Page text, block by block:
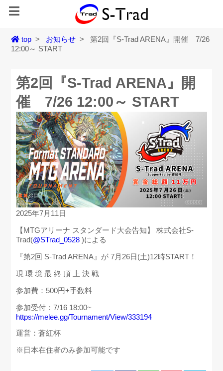
top > お知らせ >第2回『S-Trad ARENA』開催 7/26
12:00～ START
第2回『S-Trad ARENA』開
催 7/26 12:00～ START
2025年7月11日
【MTGアリーナ スタンダード大会告知】 株式会社S-
Trad(@STrad_0528 )による
『第2回 S-Trad ARENA』が 7月26日(土)12時START！
現 環 境 最 終 頂 上 決 戦
参加費：500円+手数料
参加受付：7/16 18:00~
https://melee.gg/Tournament/View/333194
運営：蒼紅杯
※日本在住者のみ参加可能です